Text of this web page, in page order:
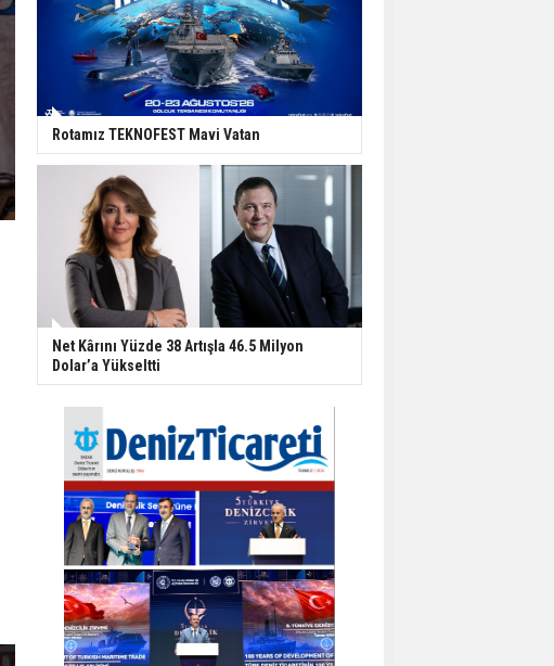
Rotamız TEKNOFEST Mavi Vatan
Net Kârını Yüzde 38 Artışla 46.5 Milyon
Dolar’a Yükseltti